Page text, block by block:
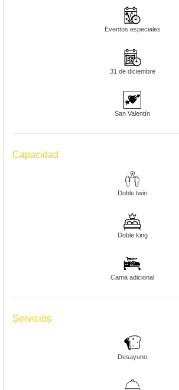
Eventos especiales
31 de diciembre
San Valentín
Capacidad
Doble twin
Doble king
Cama adicional
Servicios
Desayuno